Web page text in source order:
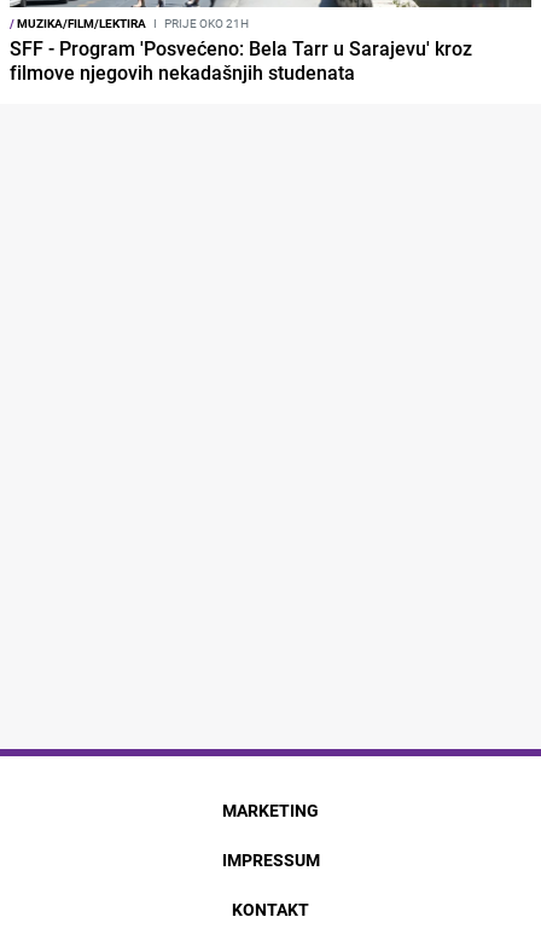
/MUZIKA/FILM/LEKTIRA I PRIJE OKO 21H
SFF - Program 'Posvećeno: Bela Tarr u Sarajevu' kroz
filmove njegovih nekadašnjih studenata
MARKETING
IMPRESSUM
KONTAKT